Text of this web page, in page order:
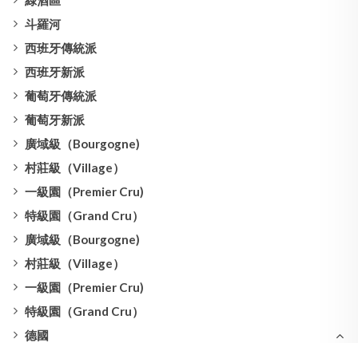
斗羅河
西班牙傳統派
西班牙新派
葡萄牙傳統派
葡萄牙新派
廣域級（Bourgogne)
村莊級（Village）
一級園（Premier Cru)
特級園（Grand Cru）
廣域級（Bourgogne)
村莊級（Village）
一級園（Premier Cru)
特級園（Grand Cru）
德國